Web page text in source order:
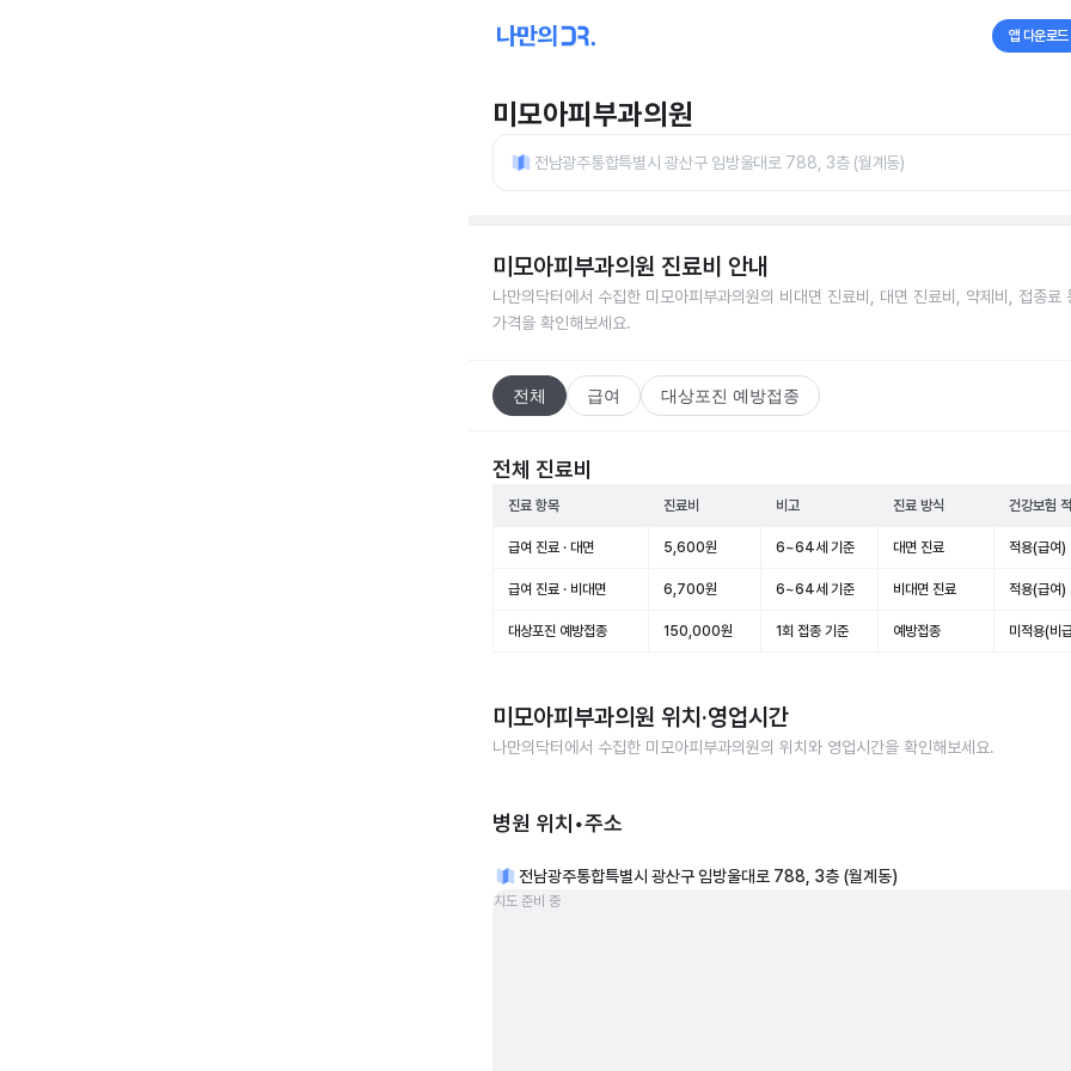
앱 다운로드
미모아피부과의원
전남광주통합특별시 광산구 임방울대로 788, 3층 (월계동)
미모아피부과의원 진료비 안내
나만의닥터에서 수집한 미모아피부과의원의 비대면 진료비, 대면 진료비, 약제비, 접종료
가격을 확인해보세요.
전체 급여 대상포진 예방접종
전체 진료비
진료 항목 진료비 비고 진료 방식 건강보험
급여 진료 · 대면 5,600원 6~64세 기준 대면 진료 적용(급여)
급여 진료 · 비대면 6,700원 6~64세 기준 비대면 진료 적용(급여)
대상포진 예방접종 150,000원 1회 접종 기준 예방접종 미적용(비
미모아피부과의원 위치·영업시간
나만의닥터에서 수집한 미모아피부과의원의 위치와 영업시간을 확인해보세요.
병원 위치•주소
전남광주통합특별시 광산구 임방울대로 788, 3층 (월계동)
지도 준비 중